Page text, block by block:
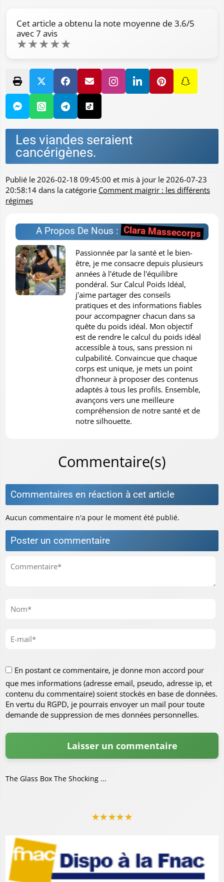
Cet article a obtenu la note moyenne de 3.6/5
avec7 avis
★★★★★
Les viandes seraient
cancérigènes.
Publié le 2026-02-18 09:45:00 et mis à jour le 2026-07-23
20:58:14 dans la catégorie Comment maigrir : les différents
régimes
A Propos De Nous :Clara Massecorps
Passionnée par la santé et le bien-
être, je me consacre depuis plusieurs
années à l'étude de l'équilibre
pondéral. Sur Calcul Poids Idéal,
j'aime partager des conseils
pratiques et des informations fiables
pour accompagner chacun dans sa
quête du poids idéal. Mon objectif
est de rendre le calcul du poids idéal
accessible à tous, sans pression ni
culpabilité. Convaincue que chaque
corps est unique, je mets un point
d'honneur à proposer des contenus
adaptés à tous les profils. Ensemble,
avançons vers une meilleure
compréhension de notre santé et de
notre silhouette.
Commentaire(s)
Commentaires en réaction à cet article
Aucun commentaire n'a pour le moment été publié.
Poster un commentaire
En postant ce commentaire, je donne mon accord pour
que mes informations (adresse email, pseudo, adresse ip, et
contenu du commentaire) soient stockés en base de données.
En vertu du RGPD, je pourrais envoyer un mail pour toute
demande de suppression de mes données personnelles.
The Glass Box The Shocking ...